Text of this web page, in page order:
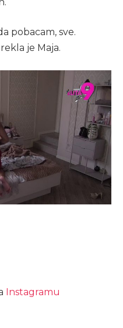
pobacam, sve.
je Maja.
Instagramu